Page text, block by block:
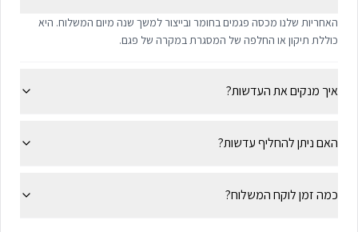
האחריות שלנו מכסה פגמים בחומר ובייצור למשך שנה מיום המשלוח. היא
כוללת תיקון או החלפה של המסגרת במקרה של פגם.
איך מנקים את העדשות?
האם ניתן להחליף עדשות?
כמה זמן לוקח המשלוח?